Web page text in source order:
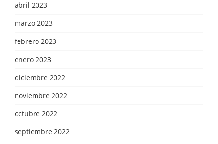
abril 2023
marzo 2023
febrero 2023
enero 2023
diciembre 2022
noviembre 2022
octubre 2022
septiembre 2022